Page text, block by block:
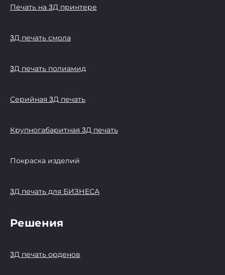
Печать на 3Д принтере
3Д печать смола
3Д печать полиамид
Серийная 3Д печать
Крупногабаритная 3Д печать
Покраска изделий
3Д печать для БИЗНЕСА
Решения
3Д печать орденов